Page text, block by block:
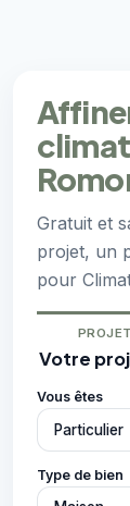
Gratuit et
projet, un
pour
PROJET
Votre
Vous êtes
Type de bien